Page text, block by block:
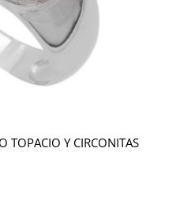
TOPACIO Y CIRCONITAS